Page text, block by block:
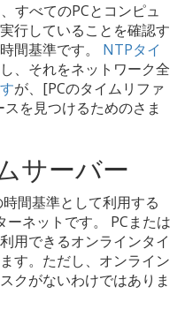
すべてのPCとコンピュ
行していることを確認す
間基準です。 NTPタイ
、それをネットワーク全
が、[PCのタイムリファ
を見つけるためのさま
サーバー
間基準として利用する
ネットです。 PCまたは
用できるオンラインタイ
す。ただし、オンライン
クがないわけではありま